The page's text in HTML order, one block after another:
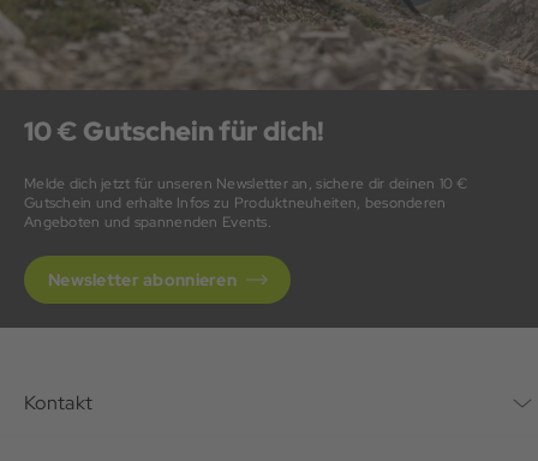
10 € Gutschein für dich!
Melde dich jetzt für unseren Newsletter an, sichere dir deinen 10 €
Gutschein und erhalte Infos zu Produktneuheiten, besonderen
Angeboten und spannenden Events.
Newsletter abonnieren
Kontakt